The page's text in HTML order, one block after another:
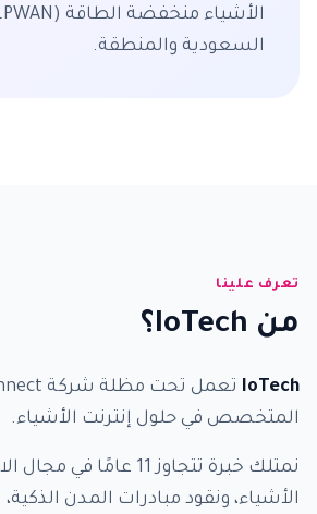
السعودية والمنطقة.
تعرف علينا
من IoTech؟
IoTech
المتخصص في حلول إنترنت الأشياء.
نمتلك خبرة تتجاوز 11
الأشياء، ونقود مبادرات المدن